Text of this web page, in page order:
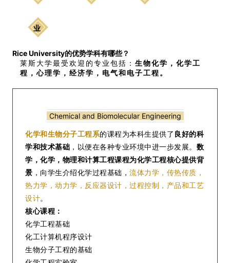
业
Rice University的优势学科有哪些？
莱斯大学最受欢迎的专业包括： 生物化学，化学工
程，心理学，经济学，电气和电子工程。
Chemical and Biomolecular Engineering
化学和生物分子工程系的课程为本科生提供了 良好的科
学和技术基础 ，以便在各种专业环境中进一步发展。 数
学，化学，物理和计算工程课程为化学工程核心提供背
景 ，向学生介绍化学过程基础， 流体力学，传热传质，
热力学，动力学，反应器设计，过程控制，产品和工艺
设计。
核心课程：
化学工程基础
化工计算机程序设计
生物分子工程的基础